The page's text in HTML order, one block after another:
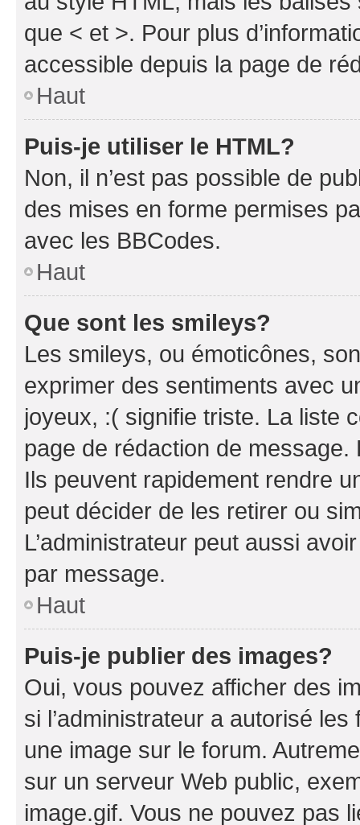
que < et >. Pour plus
accessible depuis la page de
Haut
Puis-je utiliser le HTML?
Non, il n’est pas possible de
des mises en forme permises
avec les BBCodes.
Haut
Que sont les smileys?
Les smileys, ou émoticônes,
exprimer des sentiments avec
joyeux, :( signifie triste. La liste
page de rédaction de
Ils peuvent rapidement rendre
peut décider de les retirer ou
L’administrateur peut aussi
par message.
Haut
Puis-je publier des images?
Oui, vous pouvez afficher des
si l’administrateur a autorisé
une image sur le forum.
sur un serveur Web public,
image.gif. Vous ne pouvez pas